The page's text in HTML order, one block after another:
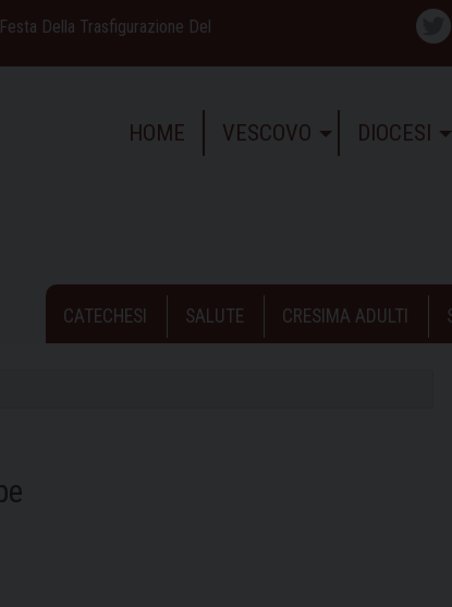
Festa Della Trasfigurazione Del
HOME VESCOVO DIOCESI
CATECHESI SALUTE CRESIMA ADULTI